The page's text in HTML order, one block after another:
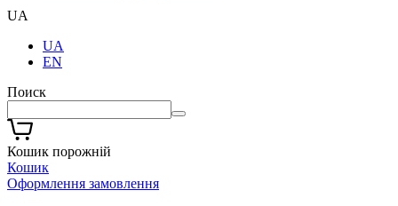
UA
UA
EN
Поиск
Кошик порожній
Кошик
Оформлення замовлення